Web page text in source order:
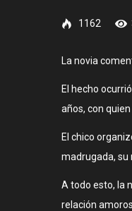
1162
La novia
El hecho
años, con
El chico
madrugada, su
A todo esto, la
relación